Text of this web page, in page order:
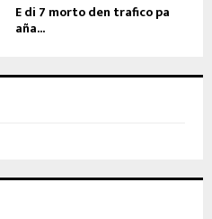
E di 7 morto den trafico pa
aña...